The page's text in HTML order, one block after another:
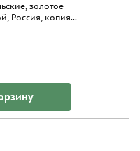
золотое
Россия, копия...